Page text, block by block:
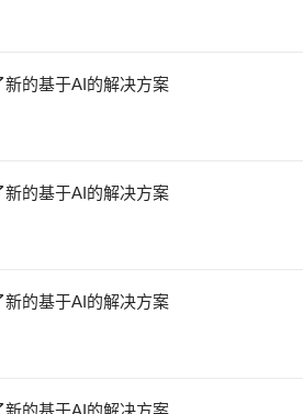
的基于AI的解决方案
的基于AI的解决方案
的基于AI的解决方案
的基于AI的解决方案